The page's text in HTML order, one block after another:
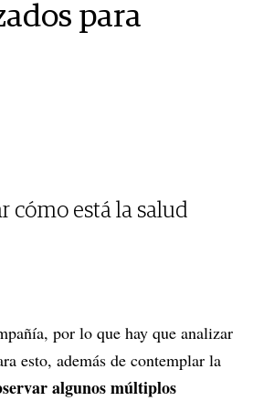
para
cómo está la salud
por lo que hay que analizar
esto, además de contemplar la
algunos múltiplos